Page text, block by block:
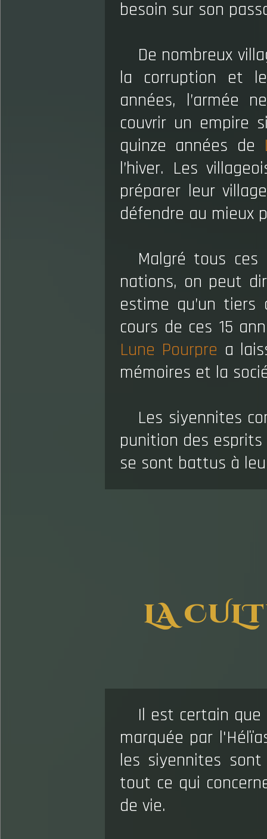
besoin sur son
De nombreux
la corruption et
années, l’armée
couvrir un empire
quinze années de
l’hiver. Les
préparer leur
défendre au mieux
Malgré tous
nations, on peut
estime qu’un
cours de ces 15
Lune Pourpre a
mémoires et la
Les siyennites
punition des
se sont battus à
LA
Il est certain
marquée par
les siyennites
tout ce qui
de vie.